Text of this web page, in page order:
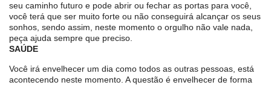
seu caminho futuro e pode abrir ou fechar as portas para você,
você terá que ser muito forte ou não conseguirá alcançar os seus
sonhos, sendo assim, neste momento o orgulho não vale nada,
peça ajuda sempre que preciso.
SAÚDE
Você irá envelhecer um dia como todos as outras pessoas, está
acontecendo neste momento. A questão é envelhecer de forma